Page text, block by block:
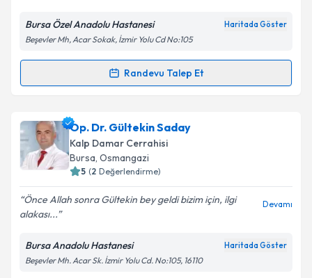
Kişisel verilerimin işlenmesine ilişkin
Metni'ni okudum ve kişisel verilerimin belirtilen
kapsamda işlenmesini kabul ediyorum.
Bursa Özel Anadolu Hastanesi Haritada Göster
Beşevler Mh, Acar Sokak, İzmir Yolu Cd No:105
Randevu Talep Et
Randevu Takvimi Talebi
Prof. Dr. Mustafa Göziçin randevu takvimi talebi
oluşturun. Size bu uzmandan randevu almanız için bir
takvim hazırlandığında e-posta ile bilgilendireceğiz.
Kişisel verilerimin işlenmesine ilişkin
Aydınlatma
Metni'ni okudum ve kişisel verilerimin belirtilen
Op. Dr. Gültekin Saday
Kalp Damar Cerrahisi
Bursa, Osmangazi
5 (2 Değerlendirme)
Önce Allah sonra Gültekin bey geldi bizim için, ilgi
alakası...
Devamı
Bursa Anadolu Hastanesi Haritada Göster
Beşevler Mh. Acar Sk. İzmir Yolu Cd. No:105, 16110